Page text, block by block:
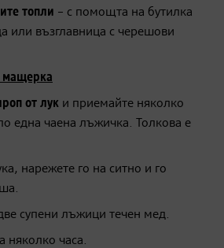
топли – с помощта на бутилка
или възглавница с черешови
мащерка
от лук и приемайте няколко
една чаена лъжичка. Толкова е
нарежете го на ситно и го
супени лъжици течен мед.
няколко часа.